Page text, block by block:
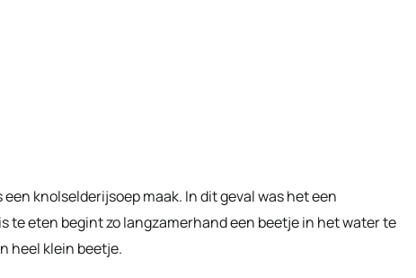
knolselderijsoep maak. In dit geval was het een
te eten begint zo langzamerhand een beetje in het water te
heel klein beetje.